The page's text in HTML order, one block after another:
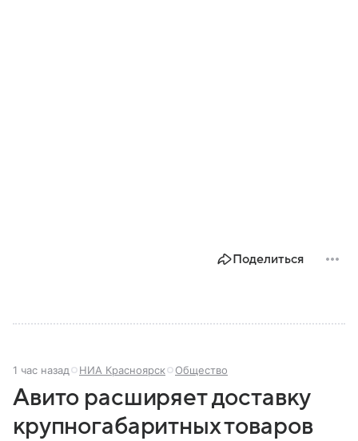
Поделиться
1 час назад НИА Красноярск Общество
Авито расширяет доставку
крупногабаритных товаров